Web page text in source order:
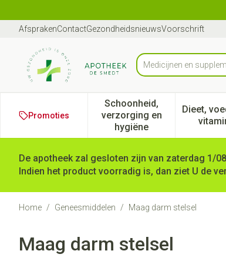
AfsprakenContactGezondheidsnieuwsVoorschrift
Product, merk,
Promoties
Schoonheid,
verzorging en
hygiëne
Toon submenu voor
Dieet,
De apotheek zal gesloten zijn van zaterdag 1/
Indien het product voorradig is, dan ziet U de
Home / Geneesmiddelen / Maag darm stelsel
Maag darm stelsel